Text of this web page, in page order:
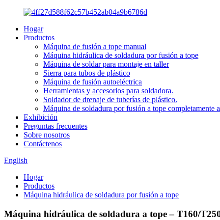
Hogar
Productos
Máquina de fusión a tope manual
Máquina hidráulica de soldadura por fusión a tope
Máquina de soldar para montaje en taller
Sierra para tubos de plástico
Máquina de fusión autoeléctrica
Herramientas y accesorios para soldadora.
Soldador de drenaje de tuberías de plástico.
Máquina de soldadura por fusión a tope completamente
Exhibición
Preguntas frecuentes
Sobre nosotros
Contáctenos
English
Hogar
Productos
Máquina hidráulica de soldadura por fusión a tope
Máquina hidráulica de soldadura a tope – T160/